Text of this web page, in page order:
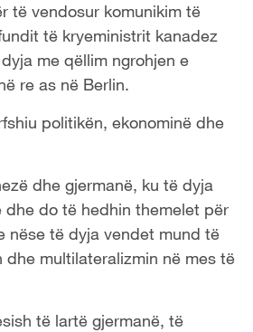
të vendosur komunikim të
të kryeministrit kanadez
me qëllim ngrohjen e
re as në Berlin.
politikën, ekonominë dhe
dhe gjermanë, ku të dyja
do të hedhin themelet për
nëse të dyja vendet mund të
multilateralizmin në mes të
të lartë gjermanë, të